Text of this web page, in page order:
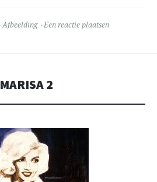
Afbeelding Een reactie plaatsen
MARISA 2